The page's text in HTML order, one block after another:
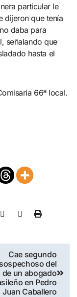
particular le
dijeron que tenía
daba para
señalando que
hasta el
66ª local.
Cae segundo
sospechoso del
de un abogado
en Pedro
Juan Caballero